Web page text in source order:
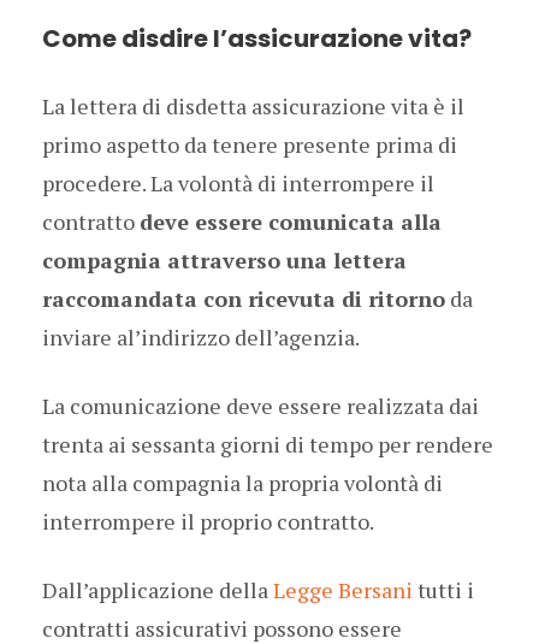
Come disdire l’assicurazione vita?
La lettera di disdetta assicurazione vita è il
primo aspetto da tenere presente prima di
procedere. La volontà di interrompere il
contratto deve essere comunicata alla
compagnia attraverso una lettera
raccomandata con ricevuta di ritorno da
inviare al’indirizzo dell’agenzia.
La comunicazione deve essere realizzata dai
trenta ai sessanta giorni di tempo per rendere
nota alla compagnia la propria volontà di
interrompere il proprio contratto.
Dall’applicazione dellaLegge Bersani tutti i
contratti assicurativi possono essere